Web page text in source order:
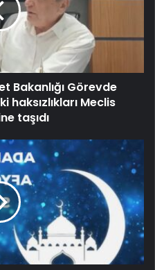
Bakanlığı Görevde
haksızlıkları Meclis
taşıdı